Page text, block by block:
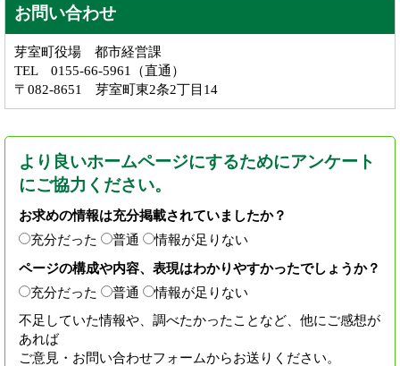
お問い合わせ
芽室町役場 都市経営課
TEL 0155-66-5961（直通）
〒082-8651 芽室町東2条2丁目14
より良いホームページにするためにアンケート
にご協力ください。
お求めの情報は充分掲載されていましたか？
充分だった
普通
情報が足りない
ページの構成や内容、表現はわかりやすかったでしょうか？
充分だった
普通
情報が足りない
不足していた情報や、調べたかったことなど、他にご感想が
あれば
ご意見・お問い合わせフォームからお送りください。